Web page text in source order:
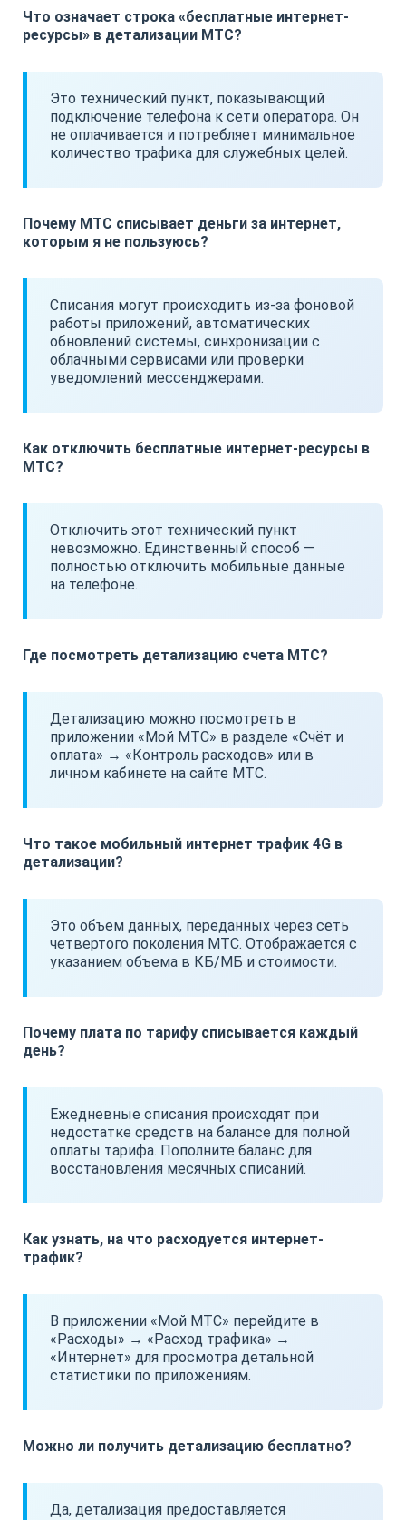
Что означает строка «бесплатные интернет-
ресурсы» в детализации МТС?
Это технический пункт, показывающий
подключение телефона к сети оператора. Он
не оплачивается и потребляет минимальное
количество трафика для служебных целей.
Почему МТС списывает деньги за интернет,
которым я не пользуюсь?
Списания могут происходить из-за фоновой
работы приложений, автоматических
обновлений системы, синхронизации с
облачными сервисами или проверки
уведомлений мессенджерами.
Как отключить бесплатные интернет-ресурсы в
МТС?
Отключить этот технический пункт
невозможно. Единственный способ —
полностью отключить мобильные данные
на телефоне.
Где посмотреть детализацию счета МТС?
Детализацию можно посмотреть в
приложении «Мой МТС» в разделе «Счёт и
оплата» → «Контроль расходов» или в
личном кабинете на сайте МТС.
Что такое мобильный интернет трафик 4G в
детализации?
Это объем данных, переданных через сеть
четвертого поколения МТС. Отображается с
указанием объема в КБ/МБ и стоимости.
Почему плата по тарифу списывается каждый
день?
Ежедневные списания происходят при
недостатке средств на балансе для полной
оплаты тарифа. Пополните баланс для
восстановления месячных списаний.
Как узнать, на что расходуется интернет-
трафик?
В приложении «Мой МТС» перейдите в
«Расходы» → «Расход трафика» →
«Интернет» для просмотра детальной
статистики по приложениям.
Можно ли получить детализацию бесплатно?
Да, детализация предоставляется